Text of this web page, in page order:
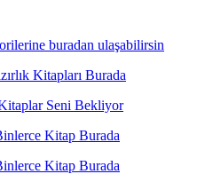
buradan ulaşabilirsin
Kitapları Burada
Seni Bekliyor
Kitap Burada
Kitap Burada